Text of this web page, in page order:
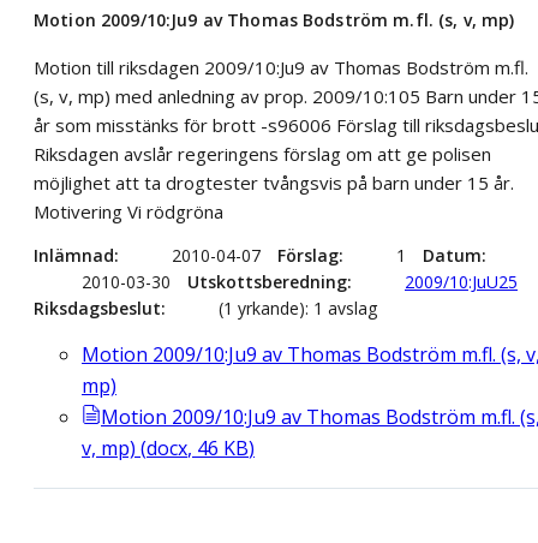
Motion 2009/10:Ju9 av Thomas Bodström m.fl. (s, v, mp)
Motion till riksdagen 2009/10:Ju9 av Thomas Bodström m.fl.
(s, v, mp) med anledning av prop. 2009/10:105 Barn under
år som misstänks för brott -s96006 Förslag till
Riksdagen avslår regeringens förslag om att ge polisen
möjlighet att ta drogtester tvångsvis på barn under 15 år.
Motivering Vi rödgröna
Inlämnad 2010-04-07 Förslag 1
Datum
2010-03-30
Utskottsberedning
2009/10:JuU25
Riksdagsbeslut
(1 yrkande): 1 avslag
Motion 2009/10:Ju9 av Thomas Bodström m.fl. (s,
mp)
Motion 2009/10:Ju9 av Thomas Bodström m.fl.
v, mp) (docx, 46 KB)